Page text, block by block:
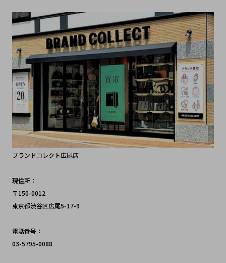
ブランドコレクト広尾店
現住所：
〒150-0012
東京都渋谷区広尾5-17-9
電話番号：
03-5795-0088